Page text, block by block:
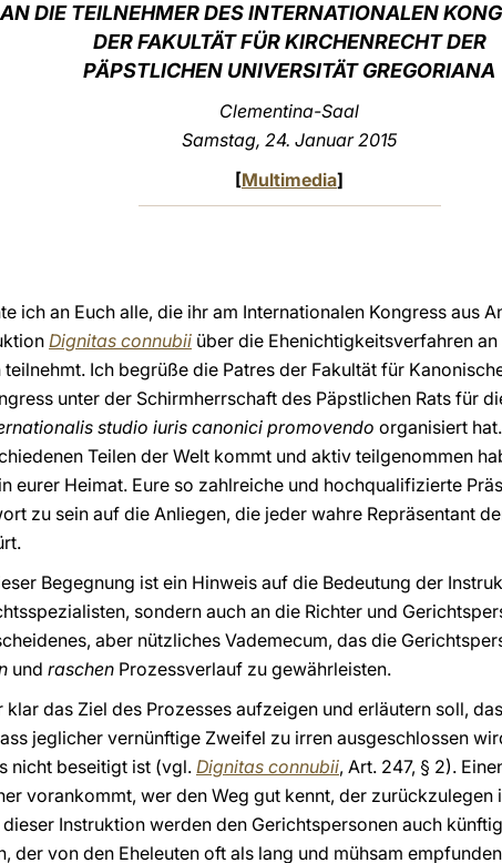
AN DIE TEILNEHMER DES INTERNATIONALEN
DER FAKULTÄT FÜR KIRCHENRECHT DER
PÄPSTLICHEN UNIVERSITÄT GREGORIANA
Clementina-Saal
Samstag, 24. Januar 2015
[Multimedia]
ich an Euch alle, die ihr am Internationalen Kongress aus
Dignitas connubii über die Ehenichtigkeitsverfahren
Ich begrüße die Patres der Fakultät für
unter der Schirmherrschaft des Päpstlichen Rats für
studio iuris canonici promovendo organisiert
Teilen der Welt kommt und aktiv teilgenommen
eurer Heimat. Eure so zahlreiche und hochqualifizierte
zu sein auf die Anliegen, die jeder wahre Repräsentant
Begegnung ist ein Hinweis auf die Bedeutung der
sondern auch an die Richter und
aber nützliches Vademecum, das die
und raschen Prozessverlauf zu gewährleisten.
klar das Ziel des Prozesses aufzeigen und erläutern soll,
jeglicher vernünftige Zweifel zu irren ausgeschlossen
nicht beseitigt ist (vgl. Dignitas connubii, Art. 247, § 2).
vorankommt, wer den Weg gut kennt, der zurückzulegen
Instruktion werden den Gerichtspersonen auch
der von den Eheleuten oft als lang und mühsam